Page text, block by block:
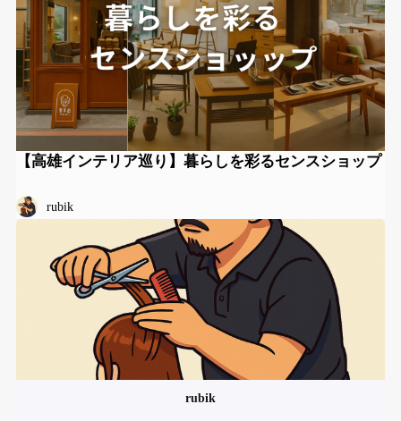
【高雄インテリア巡り】暮らしを彩るセンスショップ
rubik
rubik